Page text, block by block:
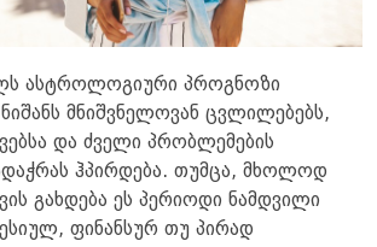
ასტროლოგიური პროგნოზი
მნიშვნელოვან ცვლილებებს,
და ძველი პრობლემების
ჰპირდება. თუმცა, მხოლოდ
გახდება ეს პერიოდი ნამდვილი
ფინანსურ თუ პირად